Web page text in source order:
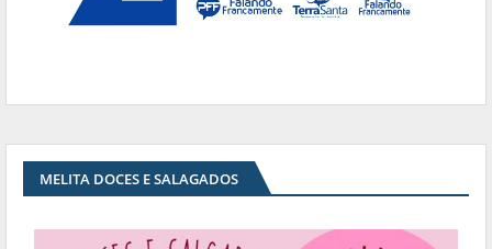
MELITA DOCES E SALAGADOS